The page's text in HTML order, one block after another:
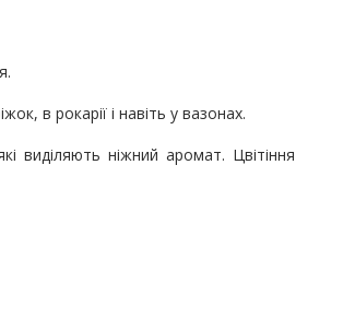
в рокарії і навіть у вазонах.
виділяють ніжний аромат. Цвітіння